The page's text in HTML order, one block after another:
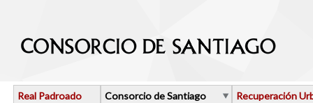
Real Padroado Consorcio de Santiago
Recuperación